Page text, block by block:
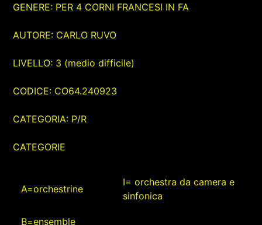
GENERE: PER 4 CORNI FRANCESI IN FA
AUTORE: CARLO RUVO
LIVELLO: 3 (medio difficile)
CODICE: CO64.240923
CATEGORIA: P/R
CATEGORIE
A=orchestrine
I= orchestra da camera e
sinfonica
B=ensemble